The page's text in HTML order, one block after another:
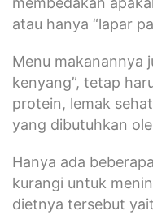
atau hanya “lapar
Menu makanannya
kenyang”, tetap
protein, lemak
yang dibutuhkan
Hanya ada
kurangi untuk
dietnya tersebut